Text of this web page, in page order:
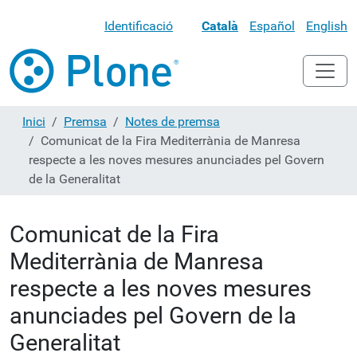
Identificació Català Español English
Inici Premsa
Notes de premsa
Comunicat de la Fira Mediterrània de Manresa
respecte a les noves mesures anunciades pel Govern
de la Generalitat
Comunicat de la Fira
Mediterrània de Manresa
respecte a les noves mesures
anunciades pel Govern de la
Generalitat